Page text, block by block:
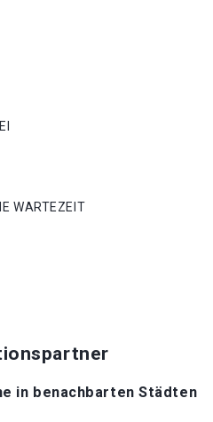
WARTEZEIT
in benachbarten Städten